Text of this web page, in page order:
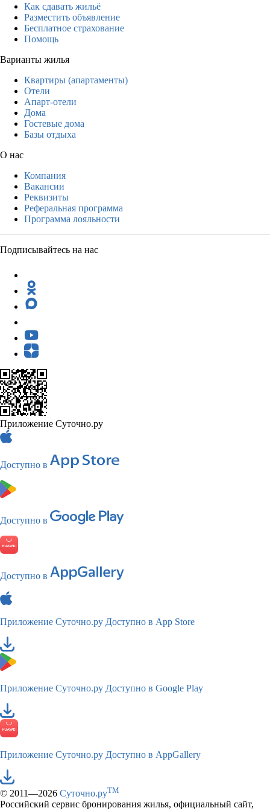
Как сдавать жильё
Разместить объявление
Бесплатное страхование
Помощь
Варианты жилья
Квартиры (апартаменты)
Отели
Апарт-отели
Дома
Гостевые дома
Базы отдыха
О нас
Компания
Вакансии
Реквизиты
Реферальная программа
Программа лояльности
Подписывайтесь на нас
Приложение Суточно.ру
Доступно в
Доступно в
Доступно в
Приложение Суточно.ру Доступно в App Store
Приложение Суточно.ру Доступно в Google Play
Приложение Суточно.ру Доступно в AppGallery
© 2011—2026 Суточно.руTM
Российский сервис бронирования жилья, официальный сайт,